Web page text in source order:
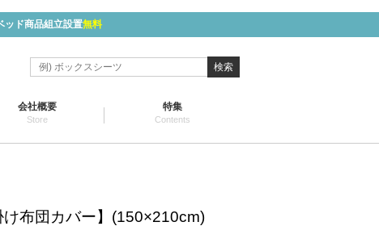
ッド商品組立設置無料
検索
会社概要
Store
特集
Contents
け布団カバー】(150×210cm)